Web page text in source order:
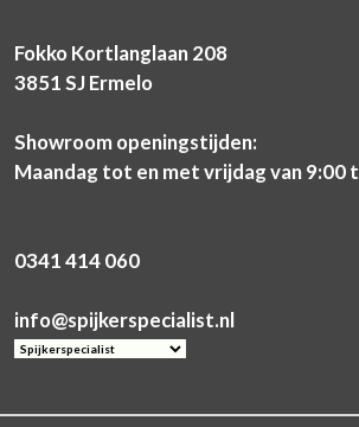
Fokko Kortlanglaan 208
3851 SJ Ermelo
Showroom openingstijden:
Maandag tot en met vrijdag van 9:00
0341 414 060
info@spijkerspecialist.nl